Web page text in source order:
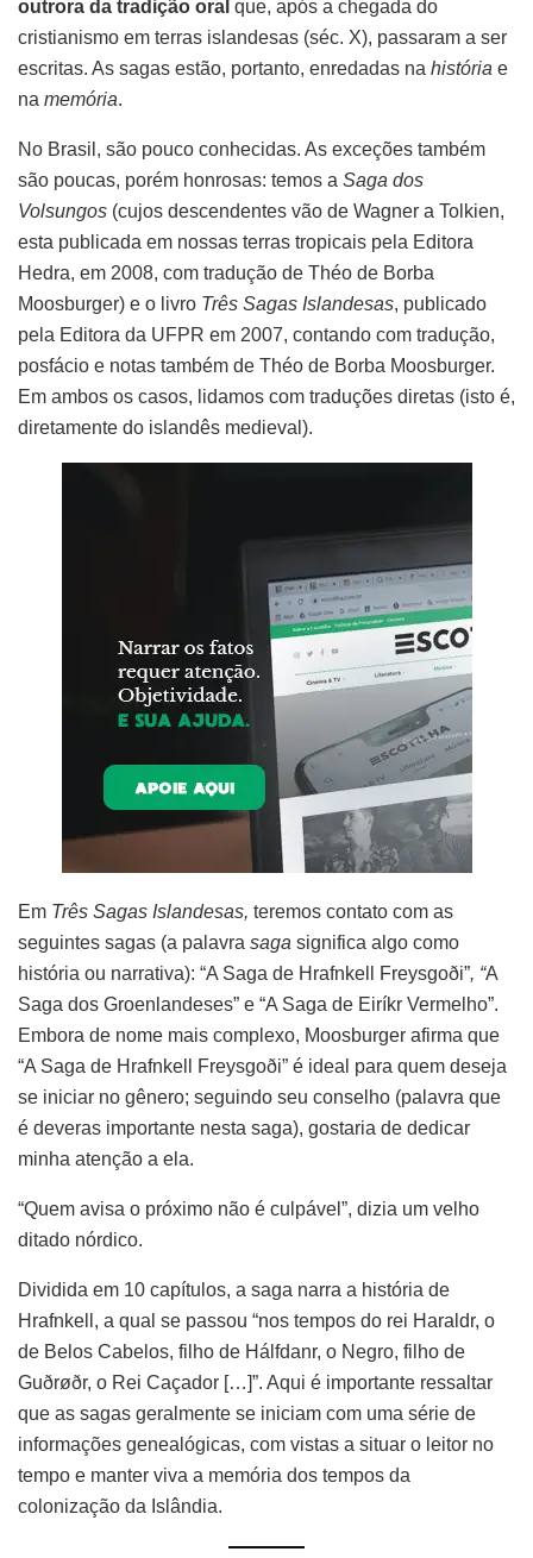
outrora da tradição oral que, após a chegada do
cristianismo em terras islandesas (séc. X), passaram a ser
escritas. As sagas estão, portanto, enredadas na história e
na memória.
No Brasil, são pouco conhecidas. As exceções também
são poucas, porém honrosas: temos a Saga dos
Volsungos (cujos descendentes vão de Wagner a Tolkien,
esta publicada em nossas terras tropicais pela Editora
Hedra, em 2008, com tradução de Théo de Borba
Moosburger) e o livro Três Sagas Islandesas, publicado
pela Editora da UFPR em 2007, contando com tradução,
posfácio e notas também de Théo de Borba Moosburger.
Em ambos os casos, lidamos com traduções diretas (isto é,
diretamente do islandês medieval).
Em Três Sagas Islandesas, teremos contato com as
seguintes sagas (a palavra saga significa algo como
história ou narrativa): “A Saga de Hrafnkell Freysgoði”, “A
Saga dos Groenlandeses” e “A Saga de Eiríkr Vermelho”.
Embora de nome mais complexo, Moosburger afirma que
“A Saga de Hrafnkell Freysgoði” é ideal para quem deseja
se iniciar no gênero; seguindo seu conselho (palavra que
é deveras importante nesta saga), gostaria de dedicar
minha atenção a ela.
“Quem avisa o próximo não é culpável”, dizia um velho
ditado nórdico.
Dividida em 10 capítulos, a saga narra a história de
Hrafnkell, a qual se passou “nos tempos do rei Haraldr, o
de Belos Cabelos, filho de Hálfdanr, o Negro, filho de
Guðrøðr, o Rei Caçador […]”. Aqui é importante ressaltar
que as sagas geralmente se iniciam com uma série de
informações genealógicas, com vistas a situar o leitor no
tempo e manter viva a memória dos tempos da
colonização da Islândia.